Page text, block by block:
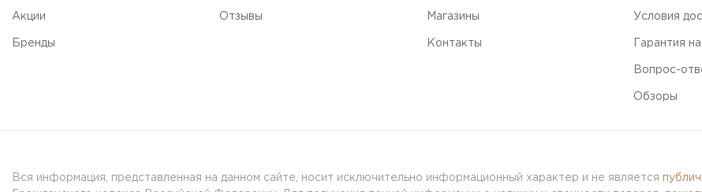
Акции
Бренды
Отзывы Магазины
Контакты
Условия
Гарантия
Вопрос-
Обзоры
Вся информация, представленная на данном сайте, носит исключительно информационный характер и не является